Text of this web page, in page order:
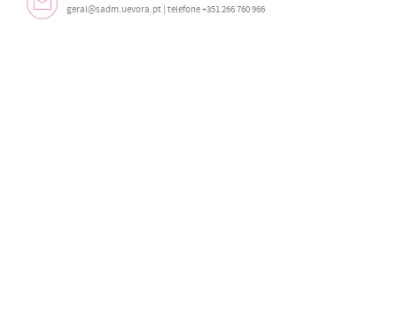
geral@sadm.uevora.pt | telefone +351 266 760 966